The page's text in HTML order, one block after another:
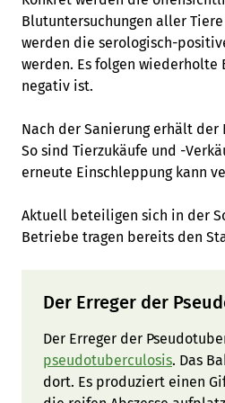
Blutuntersuchungen aller
werden die serologisch-
werden. Es folgen wiederholte
negativ ist.
Nach der Sanierung erhält
So sind Tierzukäufe und -
erneute Einschleppung kann
Aktuell beteiligen sich in der
Betriebe tragen bereits den
Der Erreger der
Der Erreger der
pseudotuberculosis. Das
dort. Es produziert einen